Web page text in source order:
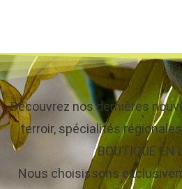
Découvrez nos dernières
terroir, spécialités
BOUTIQUE EN
Nous choisissons